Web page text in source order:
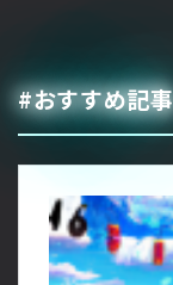
#おすすめ記事